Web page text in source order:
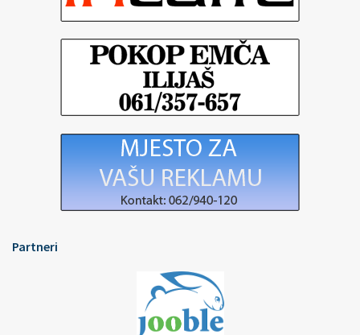
Partneri